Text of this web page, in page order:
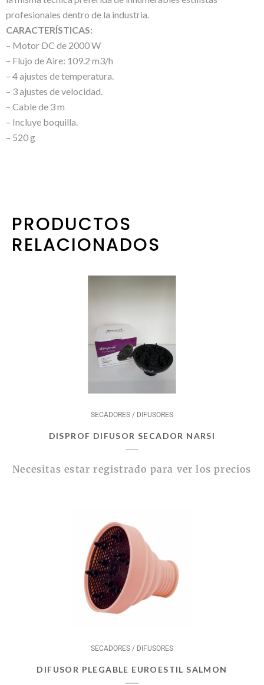
profesionales dentro de la industria.
CARACTERÍSTICAS:
– Motor DC de 2000 W
– Flujo de Aire: 109.2 m3/h
– 4 ajustes de temperatura.
– 3 ajustes de velocidad.
– Cable de 3 m
– Incluye boquilla.
– 520 g
PRODUCTOS
RELACIONADOS
SECADORES / DIFUSORES
DISPROF DIFUSOR SECADOR NARSI
Necesitas estar registrado para ver los precios
SECADORES / DIFUSORES
DIFUSOR PLEGABLE EUROESTIL SALMON